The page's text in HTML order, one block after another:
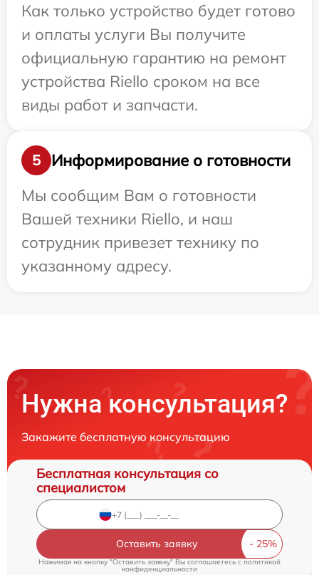
Как только устройство будет готово
и оплаты услуги Вы получите
официальную гарантию на ремонт
устройства Riello сроком на все
виды работ и запчасти.
5
Информирование о готовности
Мы сообщим Вам о готовности
Вашей техники Riello, и наш
сотрудник привезет технику по
указанному адресу.
Нужна консультация?
Закажите бесплатную консультацию
Бесплатная консультация со
специалистом
Оставить заявку
Нажимая на кнопку "Оставить заявку" Вы соглашаетесь c политикой
конфиденциальности